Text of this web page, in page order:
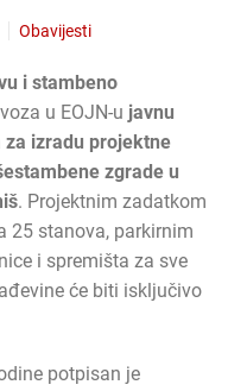
Obavijesti
i stambeno
u EOJN-u javnu
izradu projektne
zgrade u
. Projektnim zadatkom
25 stanova, parkirnim
i spremišta za sve
će biti isključivo
potpisan je